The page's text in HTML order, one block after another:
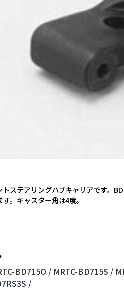
ステアリングハブキャリアです。
。キャスター角は4度。
BD715O / MRTC-BD715S /
/